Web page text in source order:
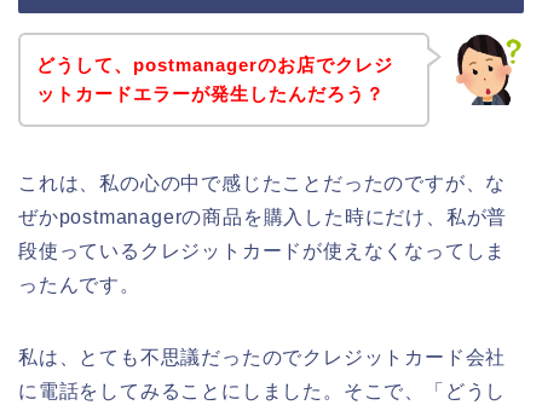
どうして、postmanagerのお店でクレジ
ットカードエラーが発生したんだろう？
これは、私の心の中で感じたことだったのですが、な
ぜかpostmanagerの商品を購入した時にだけ、私が普
段使っているクレジットカードが使えなくなってしま
ったんです。
私は、とても不思議だったのでクレジットカード会社
に電話をしてみることにしました。そこで、「どうし